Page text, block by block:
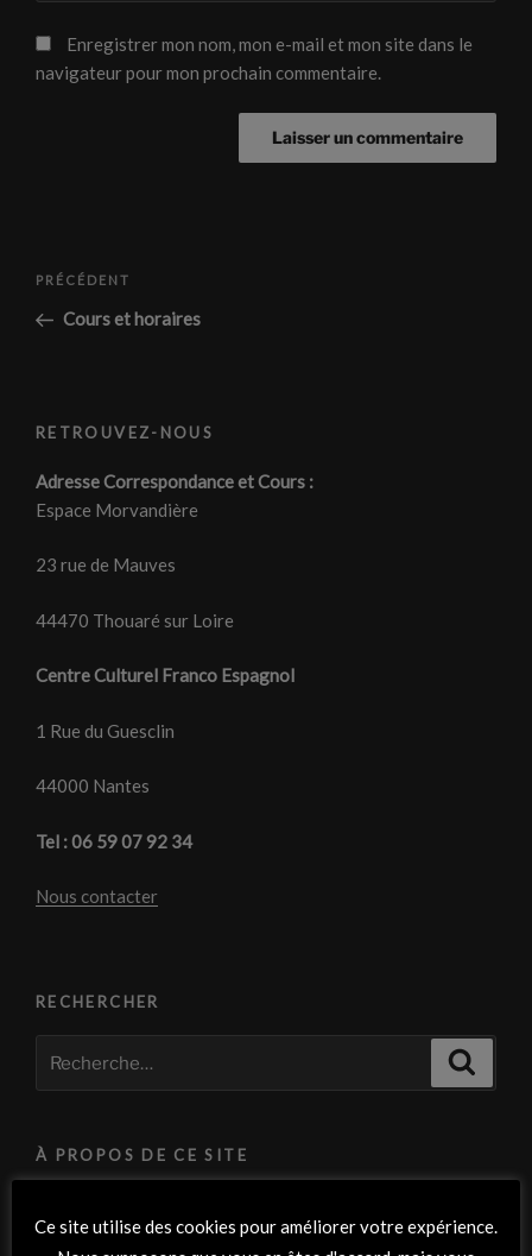
Enregistrer mon nom, mon e-mail et mon site dans le
navigateur pour mon prochain commentaire.
Navigation
l’article
Article
précédent
PRÉCÉDENT
Cours et horaires
RETROUVEZ-NOUS
Adresse Correspondance et Cours :
Espace Morvandière
23 rue de Mauves
44470 Thouaré sur Loire
Centre Culturel Franco Espagnol
1 Rue du Guesclin
44000 Nantes
Tel : 06 59 07 92 34
Nous contacter
RECHERCHER
pour
À PROPOS DE CE SITE
Ce site utilise des cookies pour améliorer votre expérience.